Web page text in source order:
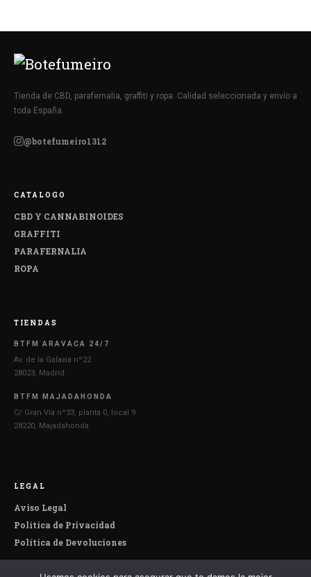
Tienda de CBD, parafernalia, graffiti y ropa. Calidad seleccionada y envío a
toda España.
@botefumeiro1312
CATALOGO
CBD Y CANNABINOIDES
GRAFFITI
PARAFERNALIA
ROPA
TIENDAS
BTFM ARAVACA 24/7
Av. de la Galaxia nº22
28023, Madrid
BTFM MAJADAHONDA
C/ Gran Vía nº33, planta 0, local 9
28220, Majadahonda
LEGAL
Aviso Legal
Política de Privacidad
Política de Devoluciones